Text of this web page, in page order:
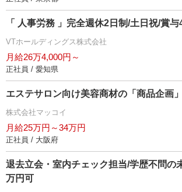
「 人事労務 」完全週休2日制/土日祝/賞
VTホールディングス株式会社
月給26万4,000円～
正社員 / 愛知県
エステサロン向け美容商材の「商品企画
株式会社マッコイ
月給25万円～34万円
正社員 / 大阪府
退去立会・室内チェック担当/学歴不問の
万円可